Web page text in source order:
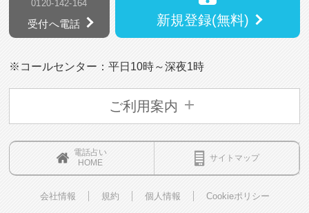
0120-142-164
受付へ電話 新規登録(無料)
※コールセンター：平日10時～深夜1時
ご利用案内
電話占い
HOME
サイトマップ
会社情報 規約 個人情報 Cookieポリシー